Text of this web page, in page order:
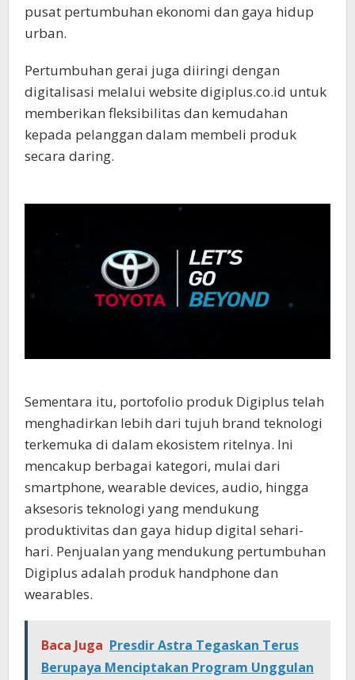
pusat pertumbuhan ekonomi dan gaya hidup
urban.
Pertumbuhan gerai juga diiringi dengan
digitalisasi melalui website digiplus.co.id untuk
memberikan fleksibilitas dan kemudahan
kepada pelanggan dalam membeli produk
secara daring.
Sementara itu, portofolio produk Digiplus telah
menghadirkan lebih dari tujuh brand teknologi
terkemuka di dalam ekosistem ritelnya. Ini
mencakup berbagai kategori, mulai dari
smartphone, wearable devices, audio, hingga
aksesoris teknologi yang mendukung
produktivitas dan gaya hidup digital sehari-
hari. Penjualan yang mendukung pertumbuhan
Digiplus adalah produk handphone dan
wearables.
Baca Juga Presdir Astra Tegaskan Terus
Berupaya Menciptakan Program Unggulan